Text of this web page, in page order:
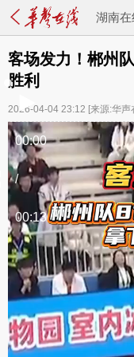
湖南在
客场发力！郴州
胜利
2026-04-04 23:12 [来源:华声
00:00
/
00:13